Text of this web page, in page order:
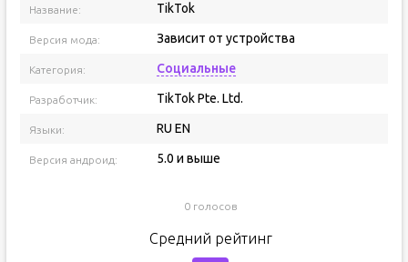
Название: TikTok
Версия мода: Зависит от устройства
Категория: Социальные
Разработчик: TikTok Pte. Ltd.
Языки: RU EN
Версия андроид: 5.0 и выше
0 голосов
Средний рейтинг